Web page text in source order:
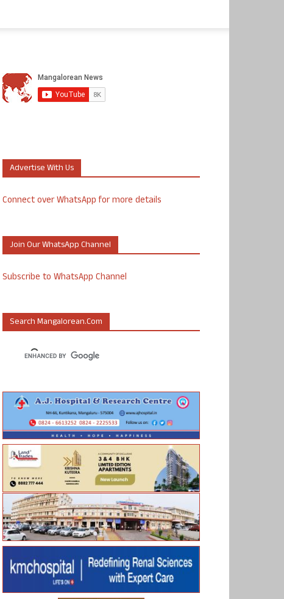
Advertise With Us
Connect over WhatsApp for more details
Join Our WhatsApp Channel
Subscribe to WhatsApp Channel
Search Mangalorean.com